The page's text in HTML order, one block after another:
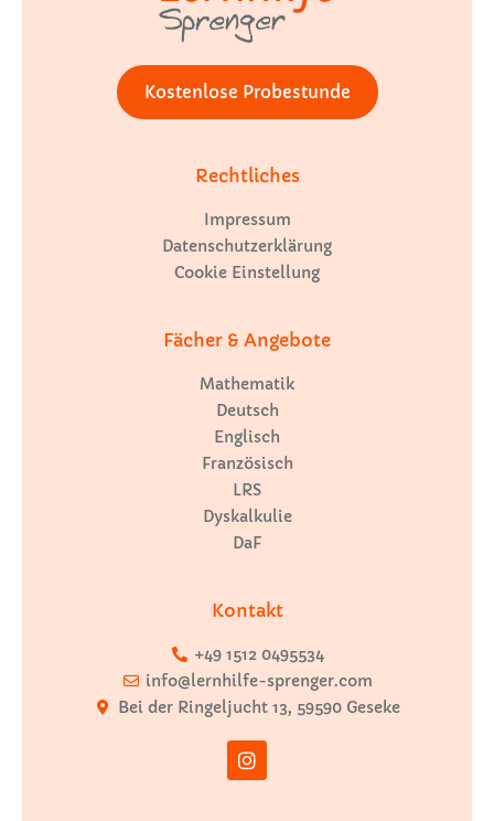
Kostenlose Probestunde
Rechtliches
Impressum
Datenschutzerklärung
Cookie Einstellung
Fächer & Angebote
Mathematik
Deutsch
Englisch
Französisch
LRS
Dyskalkulie
DaF
Kontakt
+49 1512 0495534
info@lernhilfe-sprenger.com
Bei der Ringeljucht 13, 59590 Geseke